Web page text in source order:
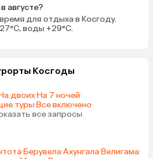
августе?
для отдыха в Косгоду.
воды +29°C.
Косгоды
двоих·На 7 ночей·
туры·Все включено·
все запросы
·Берувела·Ахунгала·Велигама·